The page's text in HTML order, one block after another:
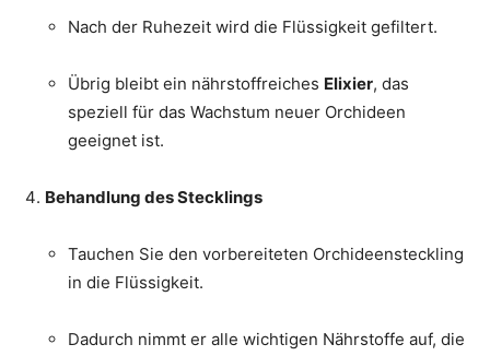
Nach der Ruhezeit wird die Flüssigkeit gefiltert.
Übrig bleibt ein nährstoffreiches Elixier, das
speziell für das Wachstum neuer Orchideen
geeignet ist.
Behandlung des Stecklings
Tauchen Sie den vorbereiteten Orchideensteckling
in die Flüssigkeit.
Dadurch nimmt er alle wichtigen Nährstoffe auf, die